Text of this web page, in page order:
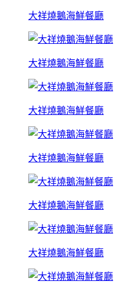
大祥燒鵝海鮮餐廳
大祥燒鵝海鮮餐廳
大祥燒鵝海鮮餐廳
大祥燒鵝海鮮餐廳
大祥燒鵝海鮮餐廳
大祥燒鵝海鮮餐廳